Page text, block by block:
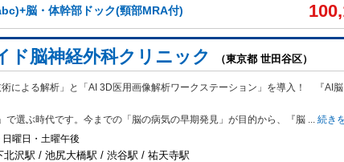
脳・体幹部ドック(頸部MRA付)
ド脳神経外科クリニック （東京都 世田谷区）
による解析」と「AI 3D医用画像解析ワークステーション」を導入！ 『AI脳
で選ぶ時代です。今までの「脳の病気の早期発見」が目的から、『脳 ... 続き
曜日・土曜午後
北沢駅 / 池尻大橋駅 / 渋谷駅 / 祐天寺駅